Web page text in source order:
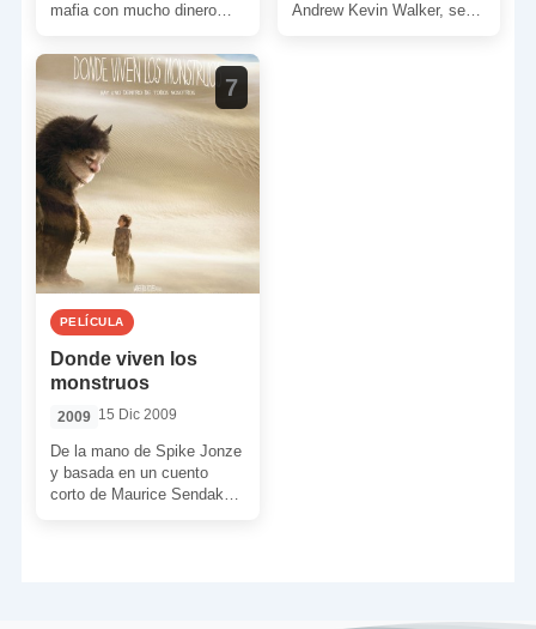
mafia con mucho dinero
[…]
Andrew Kevin Walker, se
7
PELÍCULA
Donde viven los
monstruos
2009 15 Dic 2009
De la mano de Spike Jonze
y basada en un cuento
corto de Maurice Sendak